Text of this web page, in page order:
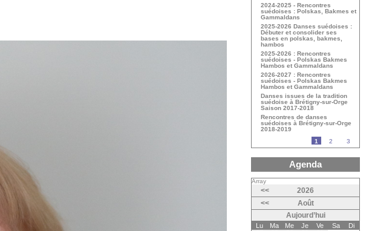
2024-2025 - Rencontres
suédoises : Polskas, Bakmes et
Gammaldans
2025-2026 Danses suédoises :
Débuter et consolider ses
bases en polskas, bakmes,
hambos
2025-2026 : Rencontres
suédoises - Polskas Bakmes
Hambos et Gammaldans
2026-2027 : Rencontres
suédoises - Polskas Bakmes
Hambos et Gammaldans
Danses issues de la tradition
suédoise à Brétigny-sur-Orge
Saison 2017-2018
Rencontres de danses
suédoises à Brétigny-sur-Orge
2018-2019
1
2 3
Agenda
Array
<<
2026
<<
Août
Aujourd’hui
Lu Ma Me Je Ve Sa
Di